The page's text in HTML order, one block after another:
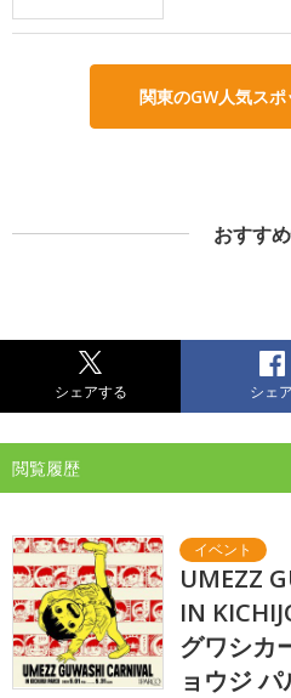
関東のGW人気ス
おすす
シェアする シェア
閲覧履歴
UMEZZ
IN
グワシカ
ョウジ パ